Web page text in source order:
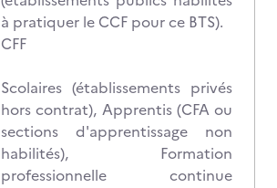
à pratiquer le CCF pour ce BTS).
CFF
Scolaires (établissements privés
hors contrat), Apprentis (CFA ou
sections d'apprentissage non
habilités), Formation
professionnelle continue